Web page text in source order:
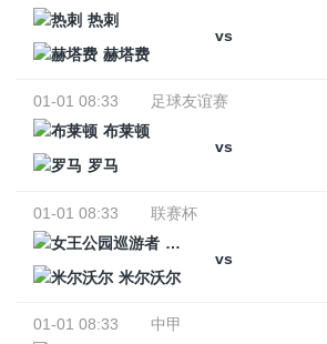
热刺
vs
赫塔费
01-01 08:33
足球友谊赛
布莱顿
vs
罗马
01-01 08:33
联赛杯
女王公园巡游者
vs
米尔沃尔
01-01 08:33
中甲